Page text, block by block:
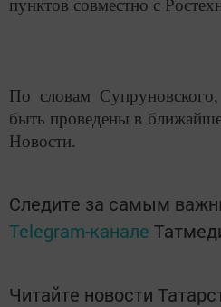
пунктов совместно с
По словам
быть проведены в
Новости.
Следите за самым
Telegram-канале
Читайте новости